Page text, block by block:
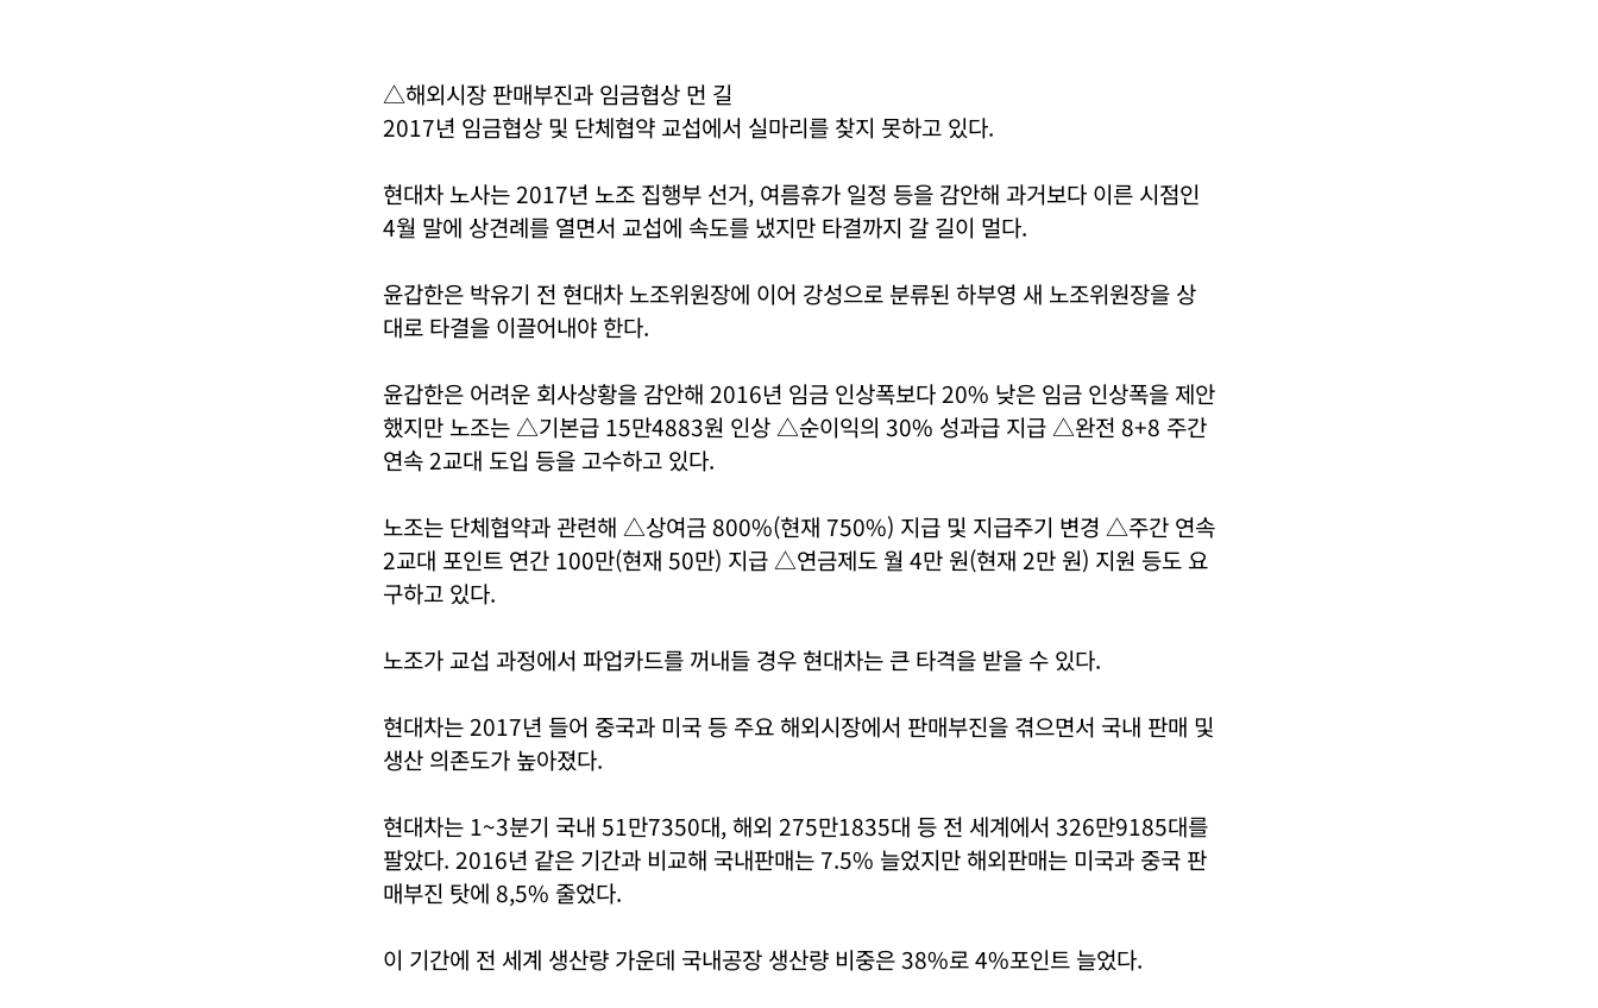
△해외시장 판매부진과 임금협상 먼 길
2017년 임금협상 및 단체협약 교섭에서 실마리를 찾지 못하고 있다.
현대차 노사는 2017년 노조 집행부 선거, 여름휴가 일정 등을 감안해 과거보다 이른 시점인
4월 말에 상견례를 열면서 교섭에 속도를 냈지만 타결까지 갈 길이 멀다.
윤갑한은 박유기 전 현대차 노조위원장에 이어 강성으로 분류된 하부영 새 노조위원장을 상
대로 타결을 이끌어내야 한다.
윤갑한은 어려운 회사상황을 감안해 2016년 임금 인상폭보다 20% 낮은 임금 인상폭을 제안
했지만 노조는 △기본급 15만4883원 인상 △순이익의 30% 성과급 지급 △완전 8+8 주간
연속 2교대 도입 등을 고수하고 있다.
노조는 단체협약과 관련해 △상여금 800%(현재 750%) 지급 및 지급주기 변경 △주간 연속
2교대 포인트 연간 100만(현재 50만) 지급 △연금제도 월 4만 원(현재 2만 원) 지원 등도 요
구하고 있다.
노조가 교섭 과정에서 파업카드를 꺼내들 경우 현대차는 큰 타격을 받을 수 있다.
현대차는 2017년 들어 중국과 미국 등 주요 해외시장에서 판매부진을 겪으면서 국내 판매 및
생산 의존도가 높아졌다.
현대차는 1~3분기 국내 51만7350대, 해외 275만1835대 등 전 세계에서 326만9185대를
팔았다. 2016년 같은 기간과 비교해 국내판매는 7.5% 늘었지만 해외판매는 미국과 중국 판
매부진 탓에 8,5% 줄었다.
이 기간에 전 세계 생산량 가운데 국내공장 생산량 비중은 38%로 4%포인트 늘었다.